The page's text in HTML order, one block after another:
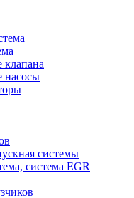
клапана
насосы
системы
система EGR